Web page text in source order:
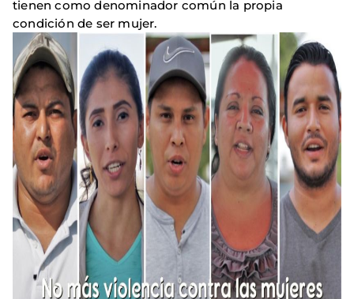
tienen como denominador común la propia
condición de ser mujer.